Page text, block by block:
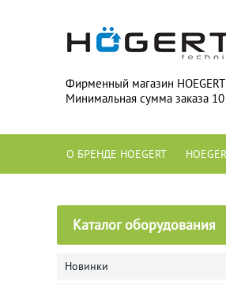
Фирменный магазин HOEGERT
Минимальная сумма заказа
О БРЕНДЕ HOEGERT
Каталог оборудования
Новинки